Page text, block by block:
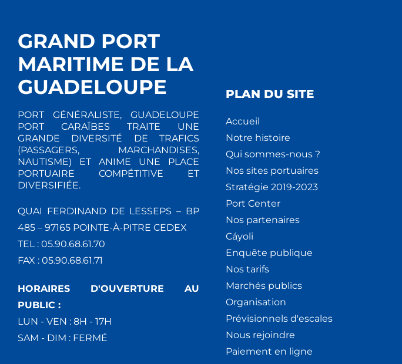
GRAND PORT
MARITIME DE LA
GUADELOUPE
PORT GÉNÉRALISTE, GUADELOUPE
PORT CARAÏBES TRAITE UNE
GRANDE DIVERSITÉ DE TRAFICS
(PASSAGERS, MARCHANDISES,
NAUTISME) ET ANIME UNE PLACE
PORTUAIRE COMPÉTITIVE ET
DIVERSIFIÉE.
QUAI FERDINAND DE LESSEPS – BP
485 – 97165 POINTE-À-PITRE CEDEX
TEL : 05.90.68.61.70
FAX : 05.90.68.61.71
HORAIRES D'OUVERTURE AU
PUBLIC :
LUN - VEN : 8H - 17H
SAM - DIM : FERMÉ
PLAN DU SITE
Accueil
Notre histoire
Qui sommes-nous ?
Nos sites portuaires
Stratégie 2019-2023
Port Center
Nos partenaires
Cáyoli
Enquête publique
Nos tarifs
Marchés publics
Organisation
Prévisionnels d'escales
Nous rejoindre
Paiement en ligne